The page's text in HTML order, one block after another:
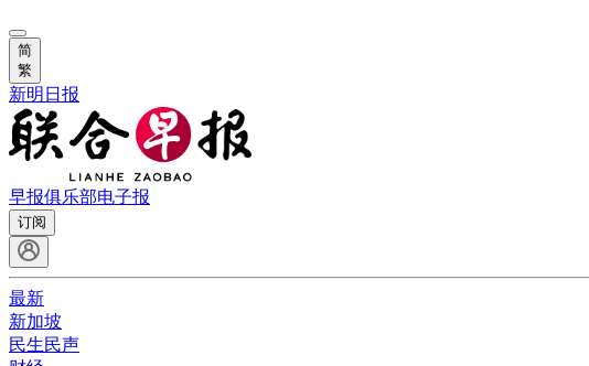
简
繁
新明日报
早报俱乐部电子报
订阅
最新
新加坡
民生民声